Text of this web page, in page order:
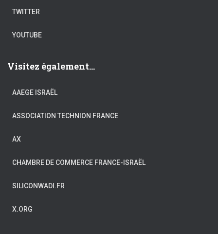
TWITTER
YOUTUBE
Visitez également...
AAEGE ISRAËL
ASSOCIATION TECHNION FRANCE
AX
CHAMBRE DE COMMERCE FRANCE-ISRAËL
SILICONWADI.FR
X.ORG